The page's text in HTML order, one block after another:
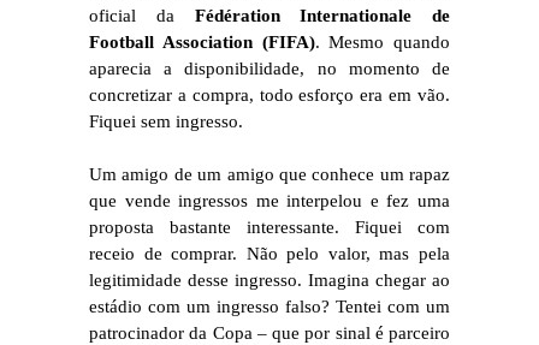
oficial da Fédération Internationale de
Football Association (FIFA). Mesmo quando
aparecia a disponibilidade, no momento de
concretizar a compra, todo esforço era em vão.
Fiquei sem ingresso.
Um amigo de um amigo que conhece um rapaz
que vende ingressos me interpelou e fez uma
proposta bastante interessante. Fiquei com
receio de comprar. Não pelo valor, mas pela
legitimidade desse ingresso. Imagina chegar ao
estádio com um ingresso falso? Tentei com um
patrocinador da Copa – que por sinal é parceiro